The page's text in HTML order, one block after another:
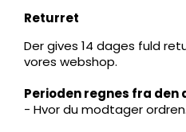
Returret
Der gives 14 dages fuld
vores webshop.
Perioden regnes fra den
- Hvor du modtager ordren.